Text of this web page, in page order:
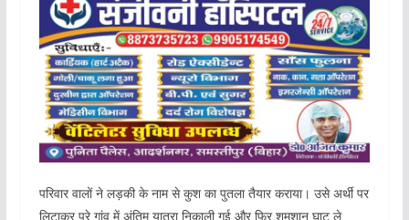
परिवार वालों ने लड़की के नाम से कुश का पुतला तैयार कराया। उसे अर्थी पर
लिटाकर पूरे गांव में अंतिम यात्रा निकाली गई और फिर शमशान घाट ले